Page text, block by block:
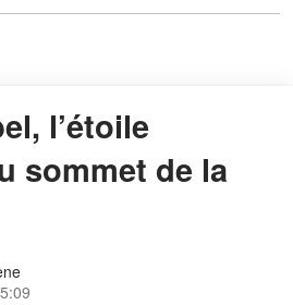
l’étoile
sommet de la